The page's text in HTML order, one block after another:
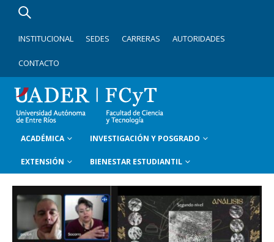
INSTITUCIONAL SEDES CARRERAS AUTORIDADES
CONTACTO
ACADÉMICA INVESTIGACIÓN Y POSGRADO
EXTENSIÓN BIENESTAR ESTUDIANTIL